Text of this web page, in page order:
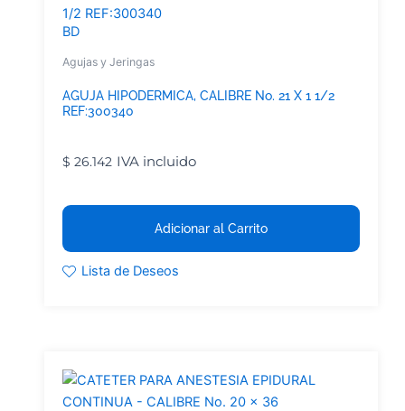
BD
Agujas y Jeringas
AGUJA HIPODERMICA, CALIBRE No. 21 X 1 1/2
REF:300340
$ 26.142 IVA incluido
Adicionar al Carrito
Lista de Deseos